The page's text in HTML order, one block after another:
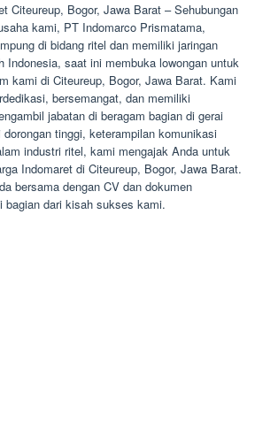
Citeureup, Bogor, Jawa Barat – Sehubungan
kami, PT Indomarco Prismatama,
di bidang ritel dan memiliki jaringan
Indonesia, saat ini membuka lowongan untuk
kami di Citeureup, Bogor, Jawa Barat. Kami
bersemangat, dan memiliki
jabatan di beragam bagian di gerai
tinggi, keterampilan komunikasi
industri ritel, kami mengajak Anda untuk
Indomaret di Citeureup, Bogor, Jawa Barat.
bersama dengan CV dan dokumen
bagian dari kisah sukses kami.